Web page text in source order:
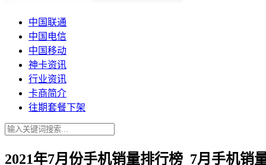
中国联通
中国电信
中国移动
神卡资讯
行业资讯
卡商简介
往期套餐下架
2021年7月份手机销量排行榜_7月手机销